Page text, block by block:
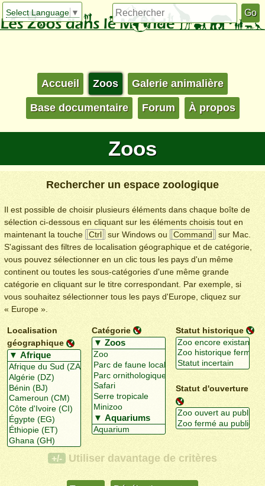
Select Language ▼
Accueil Zoos Galerie animalière
Base documentaire Forum À propos
Zoos
Rechercher un espace zoologique
Il est possible de choisir plusieurs éléments dans chaque boîte de
sélection ci-dessous en cliquant sur les éléments choisis tout en
maintenant la touche
Ctrl sur Windows ou Command
sur Mac.
S'agissant des filtres de localisation géographique et de catégorie,
vous pouvez sélectionner en un clic tous les pays d'un même
continent ou toutes les sous-catégories d'une même grande
catégorie en cliquant sur le titre correspondant. Par exemple, si
vous souhaitez sélectionner tous les pays d'Europe, cliquez sur
« Europe ».
Localisation
géographique
Catégorie Statut historique
Statut d'ouverture
+/- Utiliser davantage de critères